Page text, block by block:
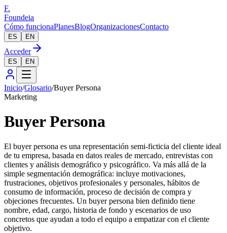
F.
Foundeia
Cómo funcionaPlanesBlogOrganizacionesContacto
ES EN
Acceder
ES EN
Inicio/Glosario/Buyer Persona
Marketing
Buyer Persona
El buyer persona es una representación semi-ficticia del cliente ideal
de tu empresa, basada en datos reales de mercado, entrevistas con
clientes y análisis demográfico y psicográfico. Va más allá de la
simple segmentación demográfica: incluye motivaciones,
frustraciones, objetivos profesionales y personales, hábitos de
consumo de información, proceso de decisión de compra y
objeciones frecuentes. Un buyer persona bien definido tiene
nombre, edad, cargo, historia de fondo y escenarios de uso
concretos que ayudan a todo el equipo a empatizar con el cliente
objetivo.